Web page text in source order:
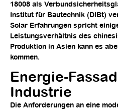
18008 als
Institut für Bautechnik (DIBt)
Solar Erfahrungen spricht
Leistungsverhältnis des
Produktion in Asien kann es
kommen.
Energie-
Industrie
Die Anforderungen an eine